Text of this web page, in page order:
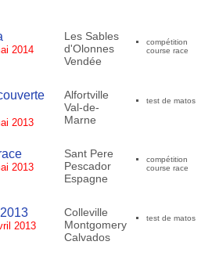
2014
Les Sables
d'Olonnes
Vendée
compétition
course race
2013
Alfortville
Val-de-
Marne
test de matos
2013
Sant Pere
Pescador
Espagne
compétition
course race
2013
Colleville
Montgomery
Calvados
test de matos